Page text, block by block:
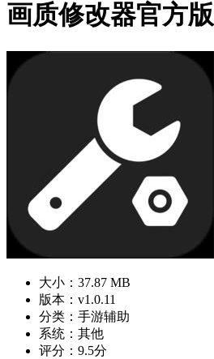
画质修改器官方版
大小：37.87 MB
版本：v1.0.11
分类：手游辅助
系统：其他
评分：9.5分